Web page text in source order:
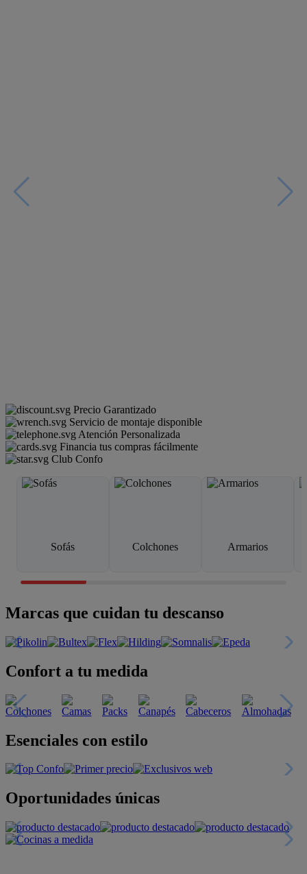
Precio Garantizado
Servicio de montaje disponible
Atención Personalizada
Financia tus compras fácilmente
Club Confo
Sofás Colchones Armarios
Marcas que cuidan tu descanso
Confort a tu medida
Esenciales con estilo
Oportunidades únicas